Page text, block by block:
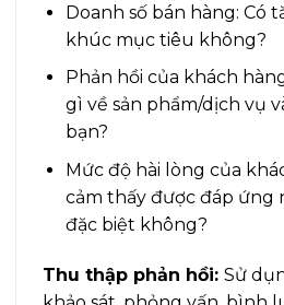
Doanh số bán hàng: Có
khúc mục tiêu không?
Phản hồi của khách
gì về sản phẩm/dịch vụ
bạn?
Mức độ hài lòng của
cảm thấy được đáp ứng
đặc biệt không?
Thu thập phản hồi: Sử